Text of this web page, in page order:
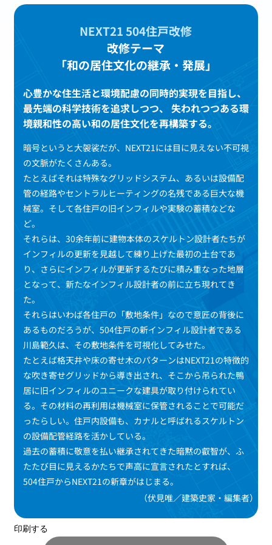
NEXT21 504住戸改修
改修テーマ
「和の居住文化の継承・発展」
心豊かな住生活と環境配慮の同時的実現を目指し、
最先端の科学技術を追求しつつ、 失われつつある環
境親和性の高い和の居住文化を再構築する。
暗号というと大袈裟だが、NEXT21には目に見えない不可視
の文脈がたくさんある。
たとえばそれは特殊なグリッドシステム、あるいは設備配
管の経路やセントラルヒーティングの名残である巨大な機
械室。そして各住戸の旧インフィルや実験の蓄積などな
ど。
それらは、30余年前に建物本体のスケルトン設計者たちが
インフィルの更新を見越して練り上げた最初の土台であ
り、さらにインフィルが更新するたびに積み重なった地層
となって、新たなインフィル設計者の前に立ち現れてき
た。
それらはいわば各住戸の「敷地条件」なので意匠の背後に
あるものだろうが、504住戸の新インフィル設計者である
川島範久は、その敷地条件を可視化してみせた。
たとえば格天井や床の寄せ木のパターンはNEXT21の特徴的
な吹き寄せグリッドから導き出され、そこから吊られた鴨
居に旧インフィルのユニークな建具が取り付けられてい
る。その材料の再利用は機械室に保管されることで可能だ
ったらしい。住戸内設備も、カナルと呼ばれるスケルトン
の設備配管経路を活かしている。
過去の蓄積に敬意を払い継承されてきた暗黙の叡智が、ふ
たたび目に見えるかたちで声高に宣言されたとすれば、
504住戸からNEXT21の新章がはじまる。
（伏見唯／建築史家・編集者）
印刷する